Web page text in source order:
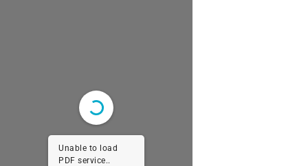
Unable to load
PDF service..